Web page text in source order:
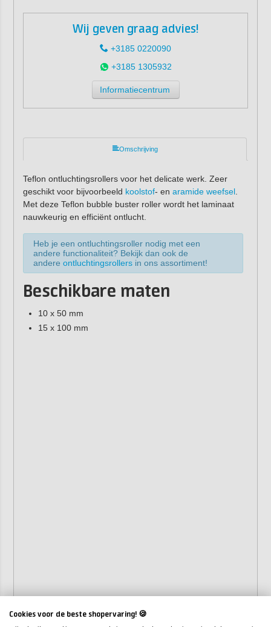
Wij geven graag advies!
+3185 0220090
+3185 1305932
Informatiecentrum
Omschrijving
Teflon ontluchtingsrollers voor het delicate werk. Zeer
geschikt voor bijvoorbeeld koolstof- en aramide weefsel.
Met deze Teflon bubble buster roller wordt het laminaat
nauwkeurig en efficiënt ontlucht.
Heb je een ontluchtingsroller nodig met een
andere functionaliteit? Bekijk dan ook de
andere ontluchtingsrollersin ons assortiment!
Beschikbare maten
10 x 50 mm
15 x 100 mm
Cookies voor de beste shopervaring! 🍪